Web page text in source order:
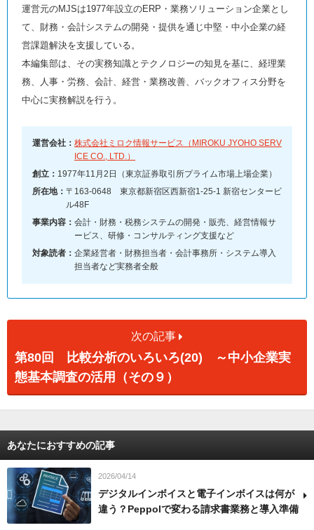
運営元のMJSは1977年設立のERP・業務ソリューション企業とし
て、財務・会計システムの開発・提供を通じ中堅・中小企業の経
営課題解決を支援している。
本編集部は、その実務知識とテクノロジーの知見を基に、経理業
務、人事・労務、会計、経営・業務改善、バックオフィス分野を
中心に実務解説を行う。
運営会社： 株式会社ミロク情報サービス（MIROKU JYOHO SERV
ICE CO., LTD.）
創立： 1977年11月2日（東京証券取引所プライム市場上場企業）
所在地： 〒163-0648 東京都新宿区西新宿1-25-1 新宿センタービ
ル48F
事業内容： 会計・財務・税務システムの開発・販売、経営情報サ
ービス、研修・コンサルティング支援など
対象読者： 企業経営者・財務担当者・会計事務所・システム導入
担当者など実務者全般
次の記事
第80回 比較分析のいろいろ(20) ～中小企業実
態基本調査の活用（その９）
あなたにおすすめの記事
2026/04/14
デジタルインボイスと電子インボイスは何が
違う？Peppolで変わる請求書業務と導入準備